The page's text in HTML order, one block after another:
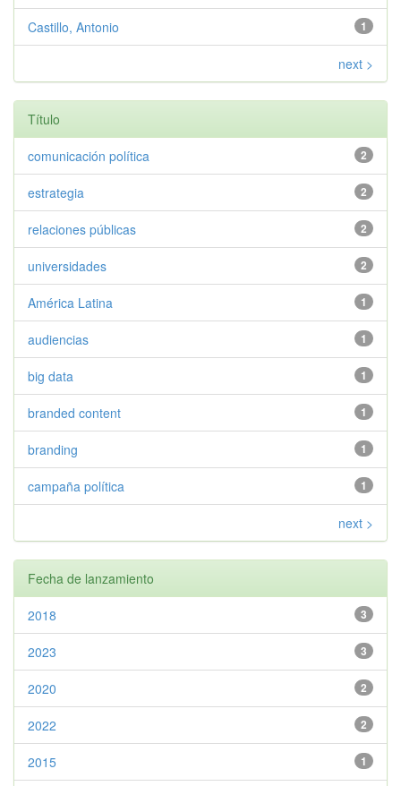
1
Castillo, Antonio
next >
Título
2
comunicación política
2
estrategia
2
relaciones públicas
2
universidades
1
América Latina
1
audiencias
1
big data
1
branded content
1
branding
1
campaña política
next >
Fecha de lanzamiento
3
2018
3
2023
2
2020
2
2022
1
2015